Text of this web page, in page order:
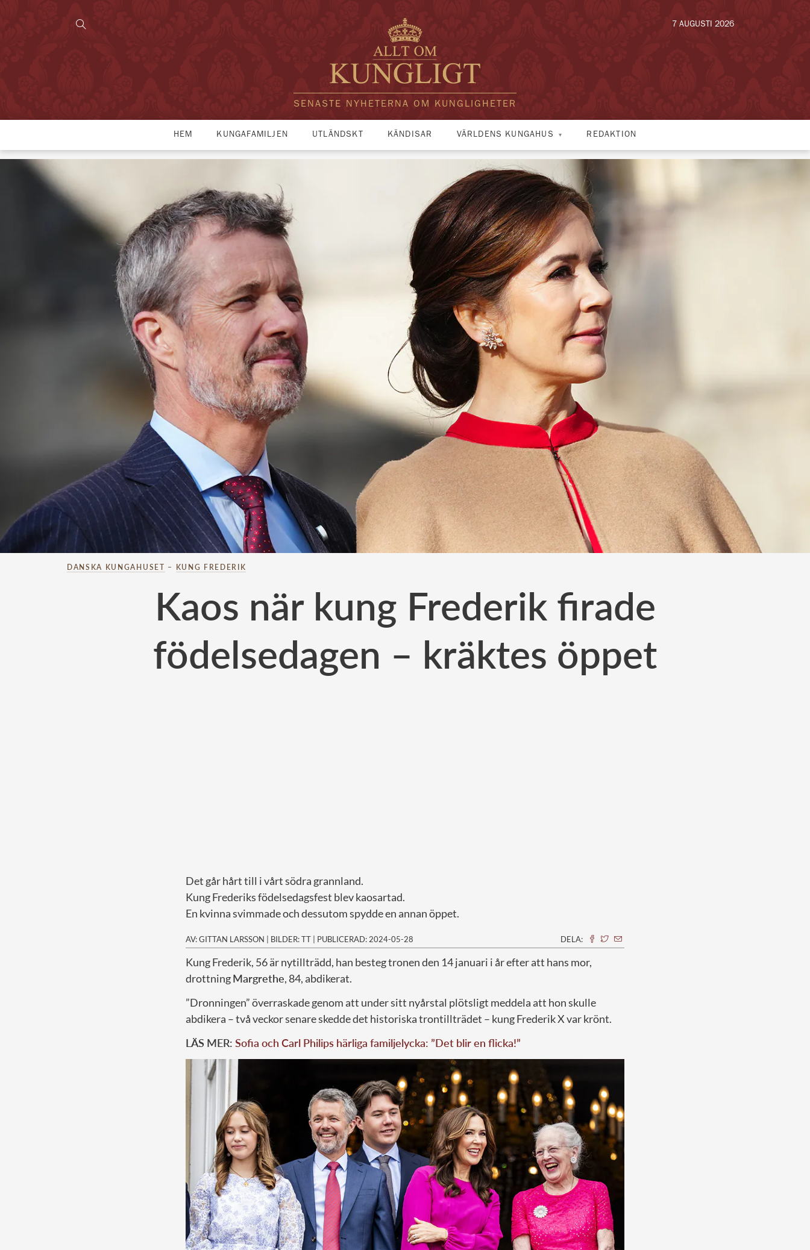
SENASTE NYHETERNA OM KUNGLIGHETER
7 AUGUSTI 2026
HEM KUNGAFAMILJEN UTLÄNDSKT KÄNDISAR VÄRLDENS KUNGAHUS REDAKTION
DANSKA KUNGAHUSET – KUNG FREDERIK
Kaos när kung Frederik firade
födelsedagen – kräktes öppet
Det går hårt till i vårt södra grannland.
Kung Frederiks födelsedagsfest blev kaosartad.
En kvinna svimmade och dessutom spydde en annan öppet.
AV: GITTAN LARSSON | BILDER: TT | PUBLICERAD: 2024-05-28 DELA:
Kung Frederik, 56 är nytillträdd, han besteg tronen den 14 januari i år efter att hans mor,
drottningMargrethe, 84, abdikerat.
”Dronningen” överraskade genom att under sitt nyårstal plötsligt meddela att hon skulle
abdikera – två veckor senare skedde det historiska trontillträdet – kung Frederik X var krönt.
LÄS MER: Sofia och Carl Philips härliga familjelycka: ”Det blir en flicka!”